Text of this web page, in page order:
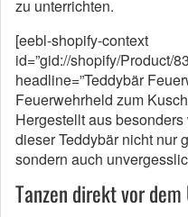
zu unterrichten.
[eebl-shopify-context
id=”gid://shopify/Product/
headline=”Teddybär
Feuerwehrheld zum
Hergestellt aus
dieser Teddybär nicht nur
sondern auch
Tanzen direkt vor